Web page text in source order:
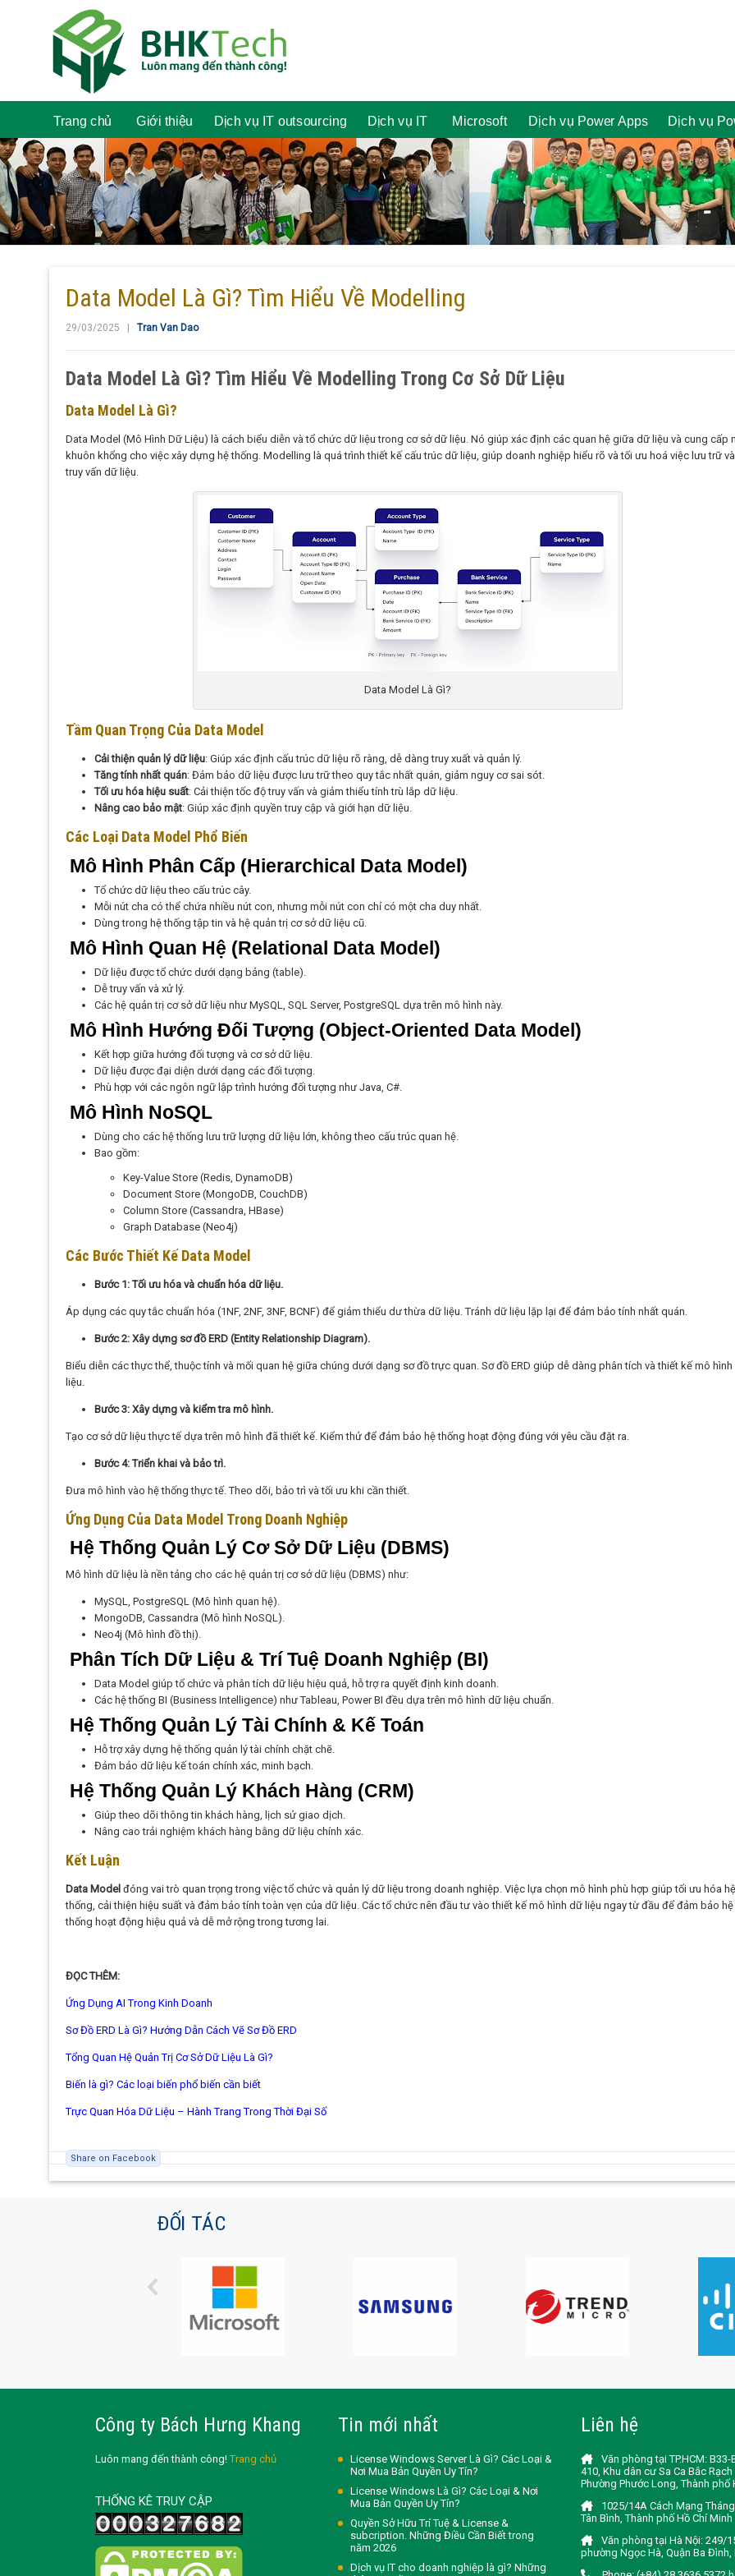
Trang chủ Giới thiệu Dịch vụ IT outsourcing Dịch vụ IT Microsoft Dịch vụ Power Apps Dịch vụ
Data Model Là Gì? Tìm Hiểu Về Modelling
29/03/2025 | Tran Van Dao
Data Model Là Gì? Tìm Hiểu Về Modelling Trong Cơ Sở Dữ Liệu
Data Model Là Gì?
Data Model (Mô Hình Dữ Liệu) là cách biểu diễn và tổ chức dữ liệu trong cơ sở dữ liệu. Nó giúp xác định các quan hệ giữa dữ liệu và cung cấp
khuôn khổng cho việc xây dựng hệ thống. Modelling là quá trình thiết kế cấu trúc dữ liệu, giúp doanh nghiệp hiểu rõ và tối ưu hoá việc lưu trữ và
truy vấn dữ liệu.
Data Model Là Gì?
Tầm Quan Trọng Của Data Model
Cải thiện quản lý dữ liệu: Giúp xác định cấu trúc dữ liệu rõ ràng, dễ dàng truy xuất và quản lý.
Tăng tính nhất quán: Đảm bảo dữ liệu được lưu trữ theo quy tắc nhất quán, giảm nguy cơ sai sót.
Tối ưu hóa hiệu suất: Cải thiện tốc độ truy vấn và giảm thiểu tính trù lắp dữ liệu.
Nâng cao bảo mật: Giúp xác định quyền truy cập và giới hạn dữ liệu.
Các Loại Data Model Phổ Biến
Mô Hình Phân Cấp (Hierarchical Data Model)
Tổ chức dữ liệu theo cấu trúc cây.
Mỗi nút cha có thể chứa nhiều nút con, nhưng mỗi nút con chỉ có một cha duy nhất.
Dùng trong hệ thống tập tin và hệ quản trị cơ sở dữ liệu cũ.
Mô Hình Quan Hệ (Relational Data Model)
Dữ liệu được tổ chức dưới dạng bảng (table).
Dễ truy vấn và xử lý.
Các hệ quản trị cơ sở dữ liệu như MySQL, SQL Server, PostgreSQL dựa trên mô hình này.
Mô Hình Hướng Đối Tượng (Object-Oriented Data Model)
Kết hợp giữa hướng đối tượng và cơ sở dữ liệu.
Dữ liệu được đại diện dưới dạng các đối tượng.
Phù hợp với các ngôn ngữ lập trình hướng đối tượng như Java, C#.
Mô Hình NoSQL
Dùng cho các hệ thống lưu trữ lượng dữ liệu lớn, không theo cấu trúc quan hệ.
Bao gồm:
Key-Value Store (Redis, DynamoDB)
Document Store (MongoDB, CouchDB)
Column Store (Cassandra, HBase)
Graph Database (Neo4j)
Các Bước Thiết Kế Data Model
Bước 1: Tối ưu hóa và chuẩn hóa dữ liệu.
Áp dụng các quy tắc chuẩn hóa (1NF, 2NF, 3NF, BCNF) để giảm thiểu dư thừa dữ liệu.Tránh dữ liệu lặp lại để đảm bảo tính nhất quán.
Bước 2: Xây dựng sơ đồ ERD (Entity Relationship Diagram).
Biểu diễn các thực thể, thuộc tính và mối quan hệ giữa chúng dưới dạng sơ đồ trực quan. Sơ đồ ERD giúp dễ dàng phân tích và thiết kế mô
liệu.
Bước 3: Xây dựng và kiểm tra mô hình.
Tạo cơ sở dữ liệu thực tế dựa trên mô hình đã thiết kế. Kiểm thử để đảm bảo hệ thống hoạt động đúng với yêu cầu đặt ra.
Bước 4: Triển khai và bảo trì.
Đưa mô hình vào hệ thống thực tế. Theo dõi, bảo trì và tối ưu khi cần thiết.
Ứng Dụng Của Data Model Trong Doanh Nghiệp
Hệ Thống Quản Lý Cơ Sở Dữ Liệu (DBMS)
Mô hình dữ liệu là nền tảng cho các hệ quản trị cơ sở dữ liệu (DBMS) như:
MySQL, PostgreSQL (Mô hình quan hệ).
MongoDB, Cassandra (Mô hình NoSQL).
Neo4j (Mô hình đồ thị).
Phân Tích Dữ Liệu & Trí Tuệ Doanh Nghiệp (BI)
Data Model giúp tổ chức và phân tích dữ liệu hiệu quả, hỗ trợ ra quyết định kinh doanh.
Các hệ thống BI (Business Intelligence) như Tableau, Power BI đều dựa trên mô hình dữ liệu chuẩn.
Hệ Thống Quản Lý Tài Chính & Kế Toán
Hỗ trợ xây dựng hệ thống quản lý tài chính chặt chẽ.
Đảm bảo dữ liệu kế toán chính xác, minh bạch.
Hệ Thống Quản Lý Khách Hàng (CRM)
Giúp theo dõi thông tin khách hàng, lịch sử giao dịch.
Nâng cao trải nghiệm khách hàng bằng dữ liệu chính xác.
Kết Luận
Data Model đóng vai trò quan trọng trong việc tổ chức và quản lý dữ liệu trong doanh nghiệp. Việc lựa chọn mô hình phù hợp giúp tối ưu hóa hệ
thống, cải thiện hiệu suất và đảm bảo tính toàn vẹn của dữ liệu. Các tổ chức nên đầu tư vào thiết kế mô hình dữ liệu ngay từ đầu để đảm bảo hệ
thống hoạt động hiệu quả và dễ mở rộng trong tương lai.
ĐỌC THÊM:
Ứng Dụng AI Trong Kinh Doanh
Sơ Đồ ERD Là Gì? Hướng Dẫn Cách Vẽ Sơ Đồ ERD
Tổng Quan Hệ Quản Trị Cơ Sở Dữ Liệu Là Gì?
Biến là gì? Các loại biến phổ biến cần biết
Trực Quan Hóa Dữ Liệu – Hành Trang Trong Thời Đại Số
Share on Facebook
ĐỐI TÁC
Công ty Bách Hưng Khang
Luôn mang đến thành công!Trang chủ
THỐNG KÊ TRUY CẬP
Tin mới nhất
License Windows Server Là Gì? Các Loại &
Nơi Mua Bản Quyền Uy Tín?
License Windows Là Gì? Các Loại & Nơi
Mua Bản Quyền Uy Tín?
Quyền Sở Hữu Trí Tuệ & License &
subcription. Những Điều Cần Biết trong
năm 2026
Dịch vụ IT cho doanh nghiệp là gì? Những
Liên hệ
Văn phòng tại TP.HCM:
410, Khu dân cư Sa Ca Bắc Rạch
Phường Phước Long, Thành phố
1025/14A Cách Mạng
Tân Bình, Thành phố Hồ Chí Minh
Văn phòng tại Hà Nội: 249/
phường Ngọc Hà, Quận Ba Đình,